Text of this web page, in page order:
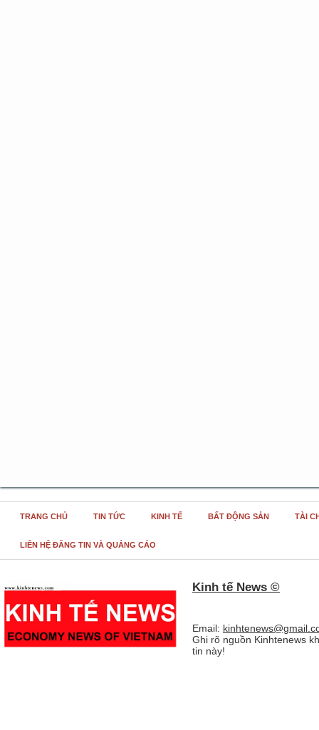
TRANG CHỦ TIN TỨC KINH TẾ BẤT ĐỘNG SẢN TÀI
LIÊN HỆ ĐĂNG TIN VÀ QUẢNG CÁO
Kinh tế News ©
Email:
Ghi rõ nguồn Kinhtenews
tin này!